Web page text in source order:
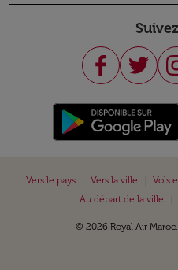
Vers le pays Vers la ville Vols
Au départ de la ville
© 2026 Royal Air